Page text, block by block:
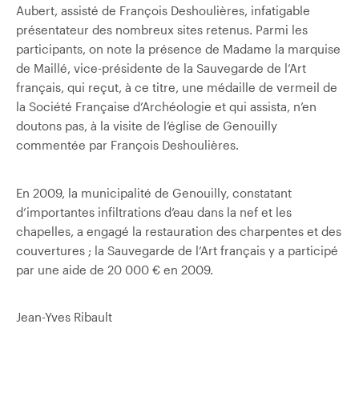
Aubert, assisté de François Deshoulières, infatigable
présentateur des nombreux sites retenus. Parmi les
participants, on note la présence de Madame la marquise
de Maillé, vice-présidente de la Sauvegarde de l’Art
français, qui reçut, à ce titre, une médaille de vermeil de
la Société Française d’Archéologie et qui assista, n’en
doutons pas, à la visite de l’église de Genouilly
commentée par François Deshoulières.
En 2009, la municipalité de Genouilly, constatant
d’importantes infiltrations d’eau dans la nef et les
chapelles, a engagé la restauration des charpentes et des
couvertures ; la Sauvegarde de l’Art français y a participé
par une aide de 20 000 € en 2009.
Jean-Yves Ribault